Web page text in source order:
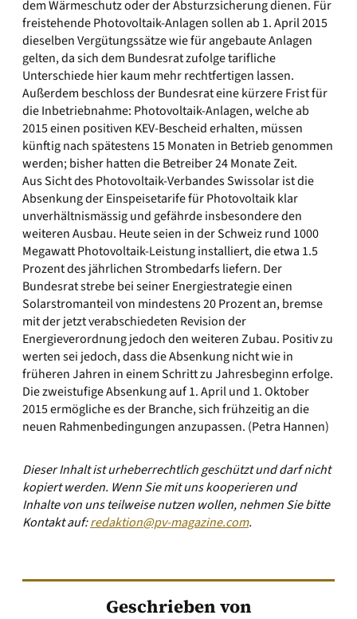
dem Wärmeschutz oder der Absturzsicherung dienen. Für
freistehende Photovoltaik-Anlagen sollen ab 1. April 2015
dieselben Vergütungssätze wie für angebaute Anlagen
gelten, da sich dem Bundesrat zufolge tarifliche
Unterschiede hier kaum mehr rechtfertigen lassen.
Außerdem beschloss der Bundesrat eine kürzere Frist für
die Inbetriebnahme: Photovoltaik-Anlagen, welche ab
2015 einen positiven KEV-Bescheid erhalten, müssen
künftig nach spätestens 15 Monaten in Betrieb genommen
werden; bisher hatten die Betreiber 24 Monate Zeit.
Aus Sicht des Photovoltaik-Verbandes Swissolar ist die
Absenkung der Einspeisetarife für Photovoltaik klar
unverhältnismässig und gefährde insbesondere den
weiteren Ausbau. Heute seien in der Schweiz rund 1000
Megawatt Photovoltaik-Leistung installiert, die etwa 1.5
Prozent des jährlichen Strombedarfs liefern. Der
Bundesrat strebe bei seiner Energiestrategie einen
Solarstromanteil von mindestens 20 Prozent an, bremse
mit der jetzt verabschiedeten Revision der
Energieverordnung jedoch den weiteren Zubau. Positiv zu
werten sei jedoch, dass die Absenkung nicht wie in
früheren Jahren in einem Schritt zu Jahresbeginn erfolge.
Die zweistufige Absenkung auf 1. April und 1. Oktober
2015 ermögliche es der Branche, sich frühzeitig an die
neuen Rahmenbedingungen anzupassen. (Petra Hannen)
Dieser Inhalt ist urheberrechtlich geschützt und darf nicht
kopiert werden. Wenn Sie mit uns kooperieren und
Inhalte von uns teilweise nutzen wollen, nehmen Sie bitte
Kontakt auf:redaktion@pv-magazine.com.
Geschrieben von